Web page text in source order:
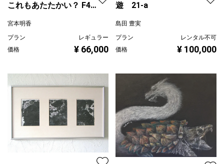
これもあたたかい？ F4
宮本明香
プラン
レギュラー
価格
¥ 66,000
遊 21-a
島田 豊実
プラン
レンタル不可
価格
¥ 100,000